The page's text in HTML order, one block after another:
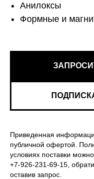
Анилоксы
Формные и
Приведенная
публичной офертой.
условиях поставки
+7-926-231-69-15,
оставив запрос.